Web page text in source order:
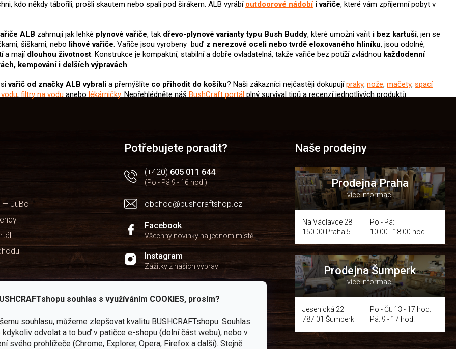
souhlas s využíváním COOKIES, prosím?
souhlasu, můžeme zlepšovat kvalitu BUSHCRAFTshopu. Souhlas
kdykoliv odvolat a to buď v patičce e-shopu (dolní část webu), nebo v
svého prohlížeče (Chrome, Explorer, Opera, Firefox a další). Stejně
kdo někdy tábořili, prošli skautem nebo spali pod širákem. ALB vyrábí outdoorové nádobíi vařiče, které vám zpříjemní pobyt v
ALB zahrnují jak lehké plynové vařiče, tak dřevo-plynové varianty typu Bush Buddy, které umožní vařit i bez kartuší, jen se
šiškami, nebo lihové vařiče. Vařiče jsou vyrobeny buď z nerezové oceli nebo tvrdě eloxovaného hliníku, jsou odolné,
a mají dlouhou životnost. Konstrukce je kompaktní, stabilní a dobře ovladatelná, takže vařiče bez potíží zvládnou každodenní
kempování i delších výpravách.
sivařič od značky ALBvybrali a přemýšlíte co přihodit do košíku? Naši zákazníci nejčastěji dokupujípraky, nože, mačety, spací
,filtry na voduanebolékárničky. Nepřehlédněte nášBushCraft portálplný survival tipů a recenzí jednotlivých produktů.
— JuBö
Potřebujete poradit?
(+420) 605 011 644
(Po - Pá 9 - 16 hod.)
obchod@bushcraftshop.cz
Facebook
Všechny novinky na jednom místě
Instagram
Zážitky z našich výprav
Užitečné recenze a návody
Naše prodejny
Prodejna Praha
více informací
Na Václavce 28
150 00 Praha 5
Po - Pá:
10:00 - 18:00 hod.
Prodejna Šumperk
více informací
Jesenická 22
787 01 Šumperk
Po - Čt: 13 - 17 hod.
Pá: 9 - 17 hod.